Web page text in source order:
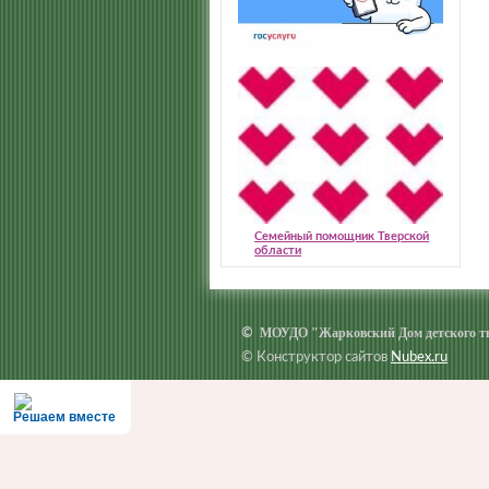
Семейный помощник Тверской
области
© МОУДО "Жарковский Дом детского
© Конструктор сайтов Nubex.ru
Решаем вместе